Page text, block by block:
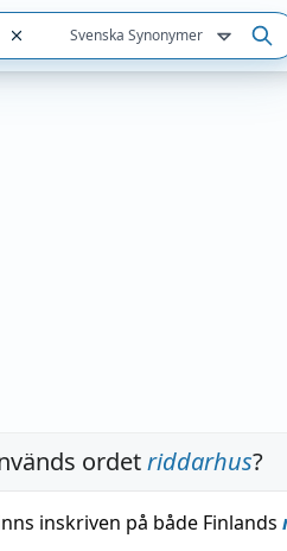
Svenska Synonymer
ordetriddarhus?
inskriven på både Finlands